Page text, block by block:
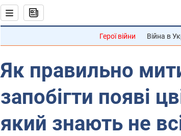
Герої війни Війна в
Як правильно
запобігти появі
який знають не